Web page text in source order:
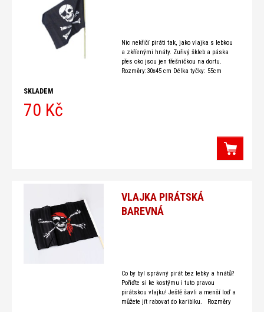
Nic nekřičí piráti tak, jako vlajka s lebkou
a zkříenými hnáty. Zuřivý škleb a páska
přes oko jsou jen třešničkou na dortu.
Rozměry:30x45 cm Délka tyčky: 55cm
SKLADEM
70 Kč
VLAJKA PIRÁTSKÁ
BAREVNÁ
Co by byl správný pirát bez lebky a hnátů?
Pořiďte si ke kostýmu i tuto pravou
pirátskou vlajku! Ještě šavli a menší loď a
můžete jít rabovat do karibiku. Rozměry